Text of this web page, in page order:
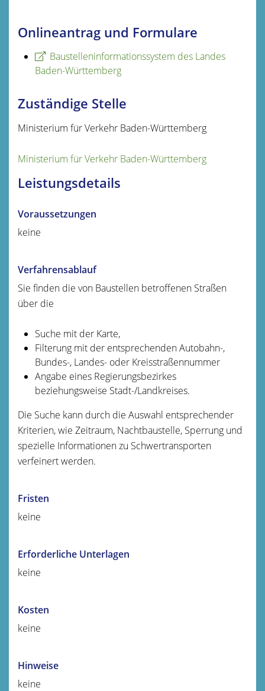
Onlineantrag und Formulare
Baustelleninformationssystem des Landes
Baden-Württemberg
Zuständige Stelle
Ministerium für Verkehr Baden-Württemberg
Ministerium für Verkehr Baden-Württemberg
Leistungsdetails
Voraussetzungen
keine
Verfahrensablauf
Sie finden die von Baustellen betroffenen Straßen
über die
Suche mit der Karte,
Filterung mit der entsprechenden Autobahn-,
Bundes-, Landes- oder Kreisstraßennummer
Angabe eines Regierungsbezirkes
beziehungsweise Stadt-/Landkreises.
Die Suche kann durch die Auswahl entsprechender
Kriterien, wie Zeitraum, Nachtbaustelle, Sperrung und
spezielle Informationen zu Schwertransporten
verfeinert werden.
Fristen
keine
Erforderliche Unterlagen
keine
Kosten
keine
Hinweise
keine